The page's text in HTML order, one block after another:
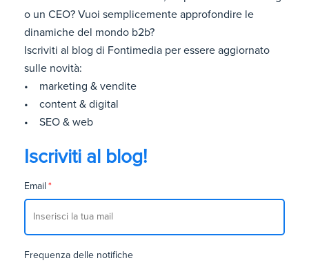
o un CEO? Vuoi semplicemente approfondire le
dinamiche del mondo b2b?
Iscriviti al blog di Fontimedia per essere aggiornato
sulle novità:
• marketing & vendite
• content & digital
• SEO & web
Iscriviti al blog!
Email *
Frequenza delle notifiche